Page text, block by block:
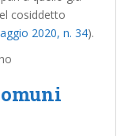
cosiddetto
2020, n. 34).